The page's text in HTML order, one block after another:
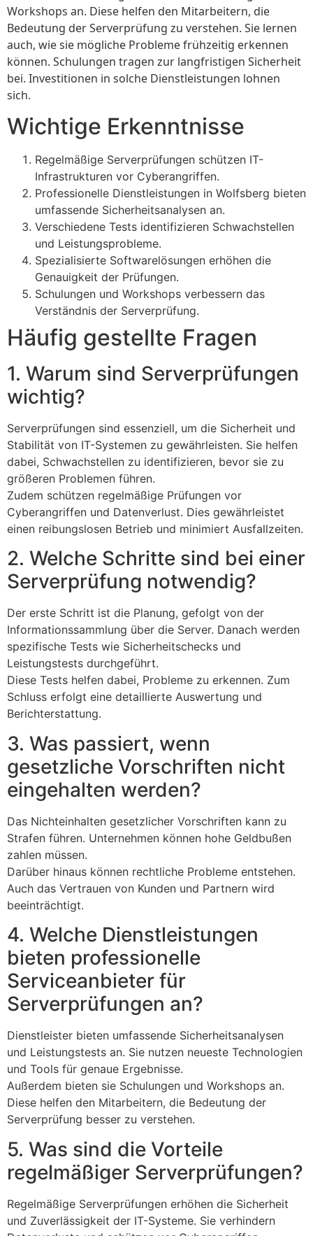
Workshops an. Diese helfen den Mitarbeitern, die
Bedeutung der Serverprüfung zu verstehen. Sie lernen
auch, wie sie mögliche Probleme frühzeitig erkennen
können. Schulungen tragen zur langfristigen Sicherheit
bei. Investitionen in solche Dienstleistungen lohnen
sich.
Wichtige Erkenntnisse
Regelmäßige Serverprüfungen schützen IT-
Infrastrukturen vor Cyberangriffen.
Professionelle Dienstleistungen in Wolfsberg bieten
umfassende Sicherheitsanalysen an.
Verschiedene Tests identifizieren Schwachstellen
und Leistungsprobleme.
Spezialisierte Softwarelösungen erhöhen die
Genauigkeit der Prüfungen.
Schulungen und Workshops verbessern das
Verständnis der Serverprüfung.
Häufig gestellte Fragen
1. Warum sind Serverprüfungen
wichtig?
Serverprüfungen sind essenziell, um die Sicherheit und
Stabilität von IT-Systemen zu gewährleisten. Sie helfen
dabei, Schwachstellen zu identifizieren, bevor sie zu
größeren Problemen führen.
Zudem schützen regelmäßige Prüfungen vor
Cyberangriffen und Datenverlust. Dies gewährleistet
einen reibungslosen Betrieb und minimiert Ausfallzeiten.
2. Welche Schritte sind bei einer
Serverprüfung notwendig?
Der erste Schritt ist die Planung, gefolgt von der
Informationssammlung über die Server. Danach werden
spezifische Tests wie Sicherheitschecks und
Leistungstests durchgeführt.
Diese Tests helfen dabei, Probleme zu erkennen. Zum
Schluss erfolgt eine detaillierte Auswertung und
Berichterstattung.
3. Was passiert, wenn
gesetzliche Vorschriften nicht
eingehalten werden?
Das Nichteinhalten gesetzlicher Vorschriften kann zu
Strafen führen. Unternehmen können hohe Geldbußen
zahlen müssen.
Darüber hinaus können rechtliche Probleme entstehen.
Auch das Vertrauen von Kunden und Partnern wird
beeinträchtigt.
4. Welche Dienstleistungen
bieten professionelle
Serviceanbieter für
Serverprüfungen an?
Dienstleister bieten umfassende Sicherheitsanalysen
und Leistungstests an. Sie nutzen neueste Technologien
und Tools für genaue Ergebnisse.
Außerdem bieten sie Schulungen und Workshops an.
Diese helfen den Mitarbeitern, die Bedeutung der
Serverprüfung besser zu verstehen.
5. Was sind die Vorteile
regelmäßiger Serverprüfungen?
Regelmäßige Serverprüfungen erhöhen die Sicherheit
und Zuverlässigkeit der IT-Systeme. Sie verhindern